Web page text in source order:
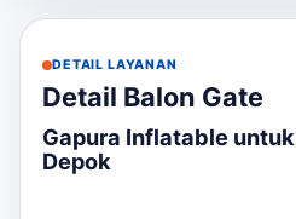
DETAIL LAYANAN
Detail Balon Gate
Gapura Inflatable
Depok